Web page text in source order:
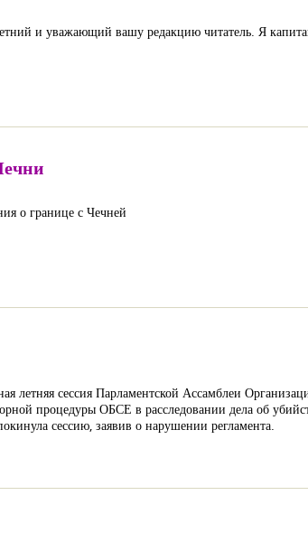
и уважающий вашу редакцию читатель. Я
о границе с Чечней
летняя сессия Парламентской Ассамблеи
процедуры ОБСЕ в расследовании дела об
сессию, заявив о нарушении регламента.